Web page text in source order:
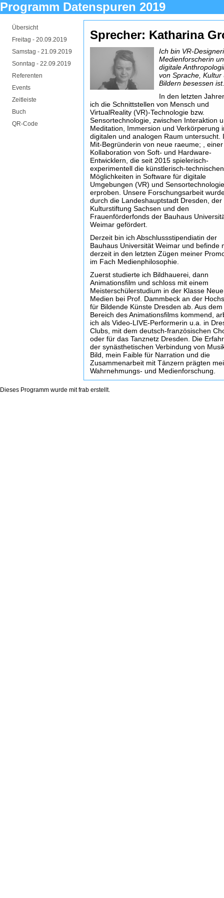
Programm Datenspuren 2019
Übersicht
Freitag - 20.09.2019
Samstag - 21.09.2019
Sonntag - 22.09.2019
Referenten
Events
Zeitleiste
Buch
QR-Code
Sprecher: Katharina
Ich bin VR-
Medienforscherin
digitale
von Sprache, Kultur
Bildern besessen
In den letzten
ich die Schnittstellen von Mensch und
VirtualReality (VR)-Technologie bzw.
Sensortechnologie, zwischen Interaktion
Meditation, Immersion und Verkörperung
digitalen und analogen Raum untersucht.
Mit-Begründerin von neue raeume; , einer
Kollaboration von Soft- und Hardware-
Entwicklern, die seit 2015 spielerisch-
experimentell die künstlerisch-technischen
Möglichkeiten in Software für digitale
Umgebungen (VR) und
erproben. Unsere Forschungsarbeit
durch die Landeshauptstadt Dresden, der
Kulturstiftung Sachsen und den
Frauenförderfonds der Bauhaus
Weimar gefördert.
Derzeit bin ich Abschlussstipendiatin der
Bauhaus Universität Weimar und befinde
derzeit in den letzten Zügen meiner
im Fach Medienphilosophie.
Zuerst studierte ich Bildhauerei, dann
Animationsfilm und schloss mit einem
Meisterschülerstudium in der Klasse Neue
Medien bei Prof. Dammbeck an der
für Bildende Künste Dresden ab. Aus dem
Bereich des Animationsfilms kommend,
ich als Video-LIVE-Performerin u.a. in
Clubs, mit dem deutsch-französischen
oder für das Tanznetz Dresden. Die
der synästhetischen Verbindung von
Bild, mein Faible für Narration und die
Zusammenarbeit mit Tänzern prägten
Wahrnehmungs- und Medienforschung.
Dieses Programm wurde mitfrab erstellt.